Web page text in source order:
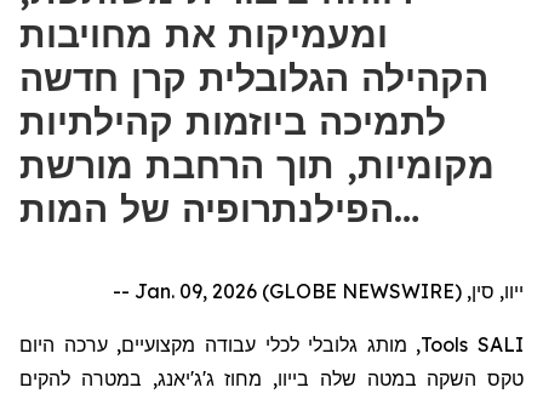
ומעמיקות את מחויבות
הקהילה הגלובלית קרן חדשה
לתמיכה ביוזמות קהילתיות
מקומיות, תוך הרחבת מורשת
הפילנתרופיה של המות…
ייוו, סין, Jan. 09, 2026 (GLOBE NEWSWIRE) --
SALI
Tools, מותג גלובלי לכלי עבודה מקצועיים, ערכה היום
טקס השקה במטה שלה בייוו, מחוזג'ג'יאנג, במטרה להקים